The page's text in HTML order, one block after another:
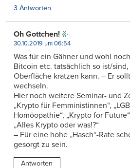
3 Antworten
Oh Gottchen!
30.10.2019 um 06:54
Was für ein Gähner und wohl
Bitcoin etc. tatsächlich so ist/
Oberfläche kratzen kann. – Er
wechseln.
Hier noch weitere Seminar- und
„Krypto für Femministinnen“,
Homöopathie“, „Krypto for
„Alles Krypto oder was!?“
– Für eine hohe „Hasch“-Rate
gesorgt zu sein.
Antworten